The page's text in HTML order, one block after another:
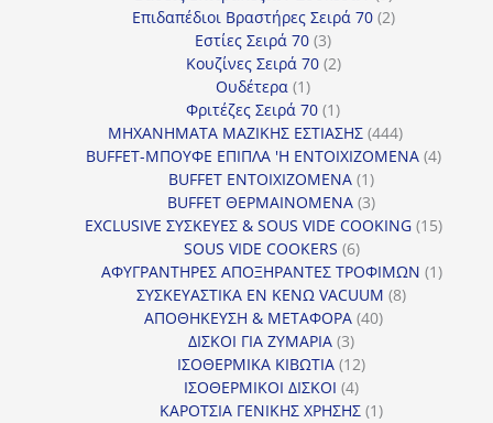
προϊόντα
Επιδαπέδιοι Βραστήρες Σειρά 70 22
Εστίες Σειρά 70 33
προϊόντα
Κουζίνες Σειρά 70 22
Ουδέτερα 11
προϊόν
Φριτέζες Σειρά 70 11
προϊόν
ΜΗΧΑΝΗΜΑΤΑ ΜΑΖΙΚΗΣ ΕΣΤΙΑΣΗΣ 444444
προϊόντα
BUFFET-ΜΠΟΥΦΕ ΕΠΙΠΛΑ 'Η ΕΝΤΟΙΧΙΖΟΜΕΝΑ 44
BUFFET ΕΝΤΟΙΧΙΖΟΜΕΝΑ 11
προϊόν
BUFFET ΘΕΡΜΑΙΝΟΜΕΝΑ 33
προϊόντα
EXCLUSIVE ΣΥΣΚΕΥΕΣ & SOUS VIDE COOKING 1515
SOUS VIDE COOKERS 66
προϊόντα
ΑΦΥΓΡΑΝΤΗΡΕΣ ΑΠΟΞΗΡΑΝΤΕΣ ΤΡΟΦΙΜΩΝ 11
ΣΥΣΚΕΥΑΣΤΙΚΑ ΕΝ ΚΕΝΩ VACUUM 88
ΑΠΟΘΗΚΕΥΣΗ & ΜΕΤΑΦΟΡΑ 4040
ΔΙΣΚΟΙ ΓΙΑ ΖΥΜΑΡΙΑ 33
προϊόντα
ΙΣΟΘΕΡΜΙΚΑ ΚΙΒΩΤΙΑ 1212
ΙΣΟΘΕΡΜΙΚΟΙ ΔΙΣΚΟΙ 44
προϊόντα
ΚΑΡΟΤΣΙΑ ΓΕΝΙΚΗΣ ΧΡΗΣΗΣ 11